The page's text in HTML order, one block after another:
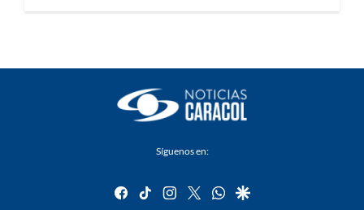
Síguenos en:
facebook
tiktok instagram
twitterwhatsapp
google